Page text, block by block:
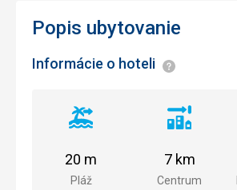
Popis ubytovanie
Informácie o hoteli Informácie
Vzdialenosť
pláže
Pláž
20 m
Vzdialenosť
centra
Centrum
7 km